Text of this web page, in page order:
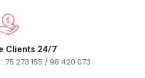
Clients 24/7
273 155 / 98 420 073